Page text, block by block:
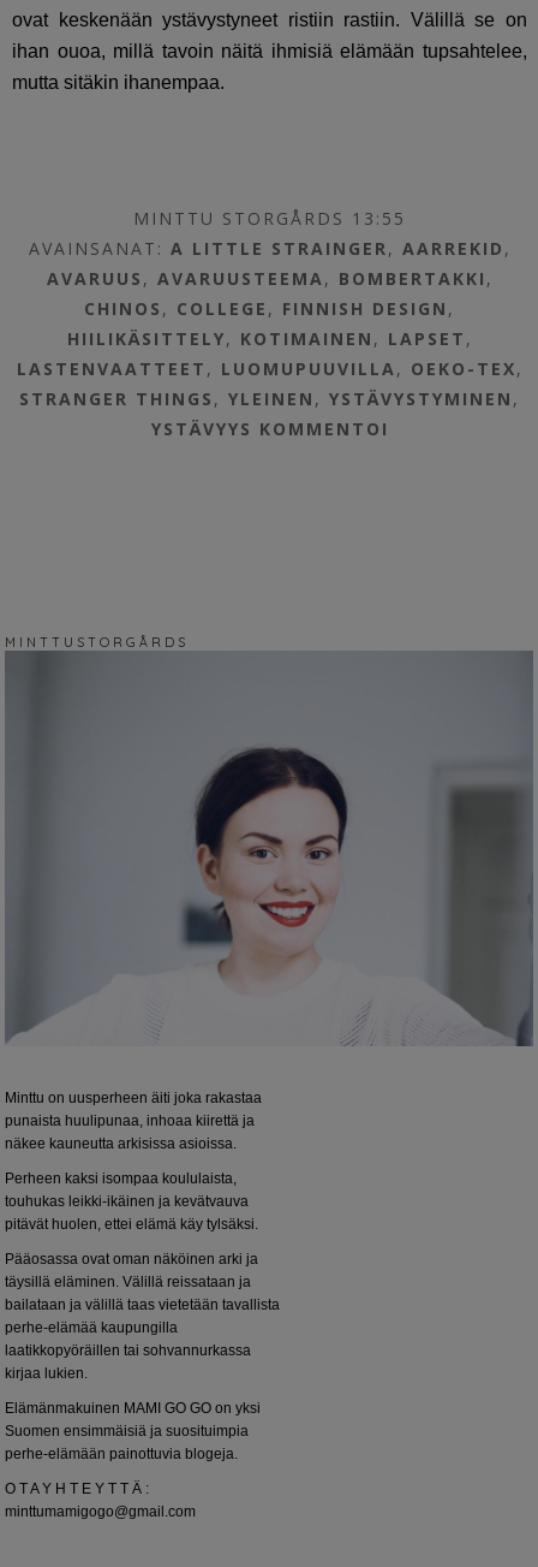
ovat keskenään ystävystyneet ristiin rastiin. Välillä se on
ihan ouoa, millä tavoin näitä ihmisiä elämään tupsahtelee,
mutta sitäkin ihanempaa.
MINTTU STORGÅRDS 13:55
AVAINSANAT: A LITTLE STRAINGER , AARREKID ,
AVARUUS , AVARUUSTEEMA , BOMBERTAKKI ,
CHINOS , COLLEGE , FINNISH DESIGN ,
HIILIKÄSITTELY, KOTIMAINEN , LAPSET ,
LASTENVAATTEET , LUOMUPUUVILLA , OEKO-TEX,
STRANGER THINGS ,YLEINEN ,YSTÄVYSTYMINEN ,
YSTÄVYYS KOMMENTOI
M I N T T U S T O R G Å R D S
Minttu on uusperheen äiti joka rakastaa
punaista huulipunaa, inhoaa kiirettä ja
näkee kauneutta arkisissa asioissa.
Perheen kaksi isompaa koululaista,
touhukas leikki-ikäinen ja kevätvauva
pitävät huolen, ettei elämä käy tylsäksi.
Pääosassa ovat oman näköinen arki ja
täysillä eläminen. Välillä reissataan ja
bailataan ja välillä taas vietetään tavallista
perhe-elämää kaupungilla
laatikkopyöräillen tai sohvannurkassa
kirjaa lukien.
Elämänmakuinen MAMI GO GO on yksi
Suomen ensimmäisiä ja suosituimpia
perhe-elämään painottuvia blogeja.
O T A Y H T E Y T T Ä :
minttumamigogo@gmail.com